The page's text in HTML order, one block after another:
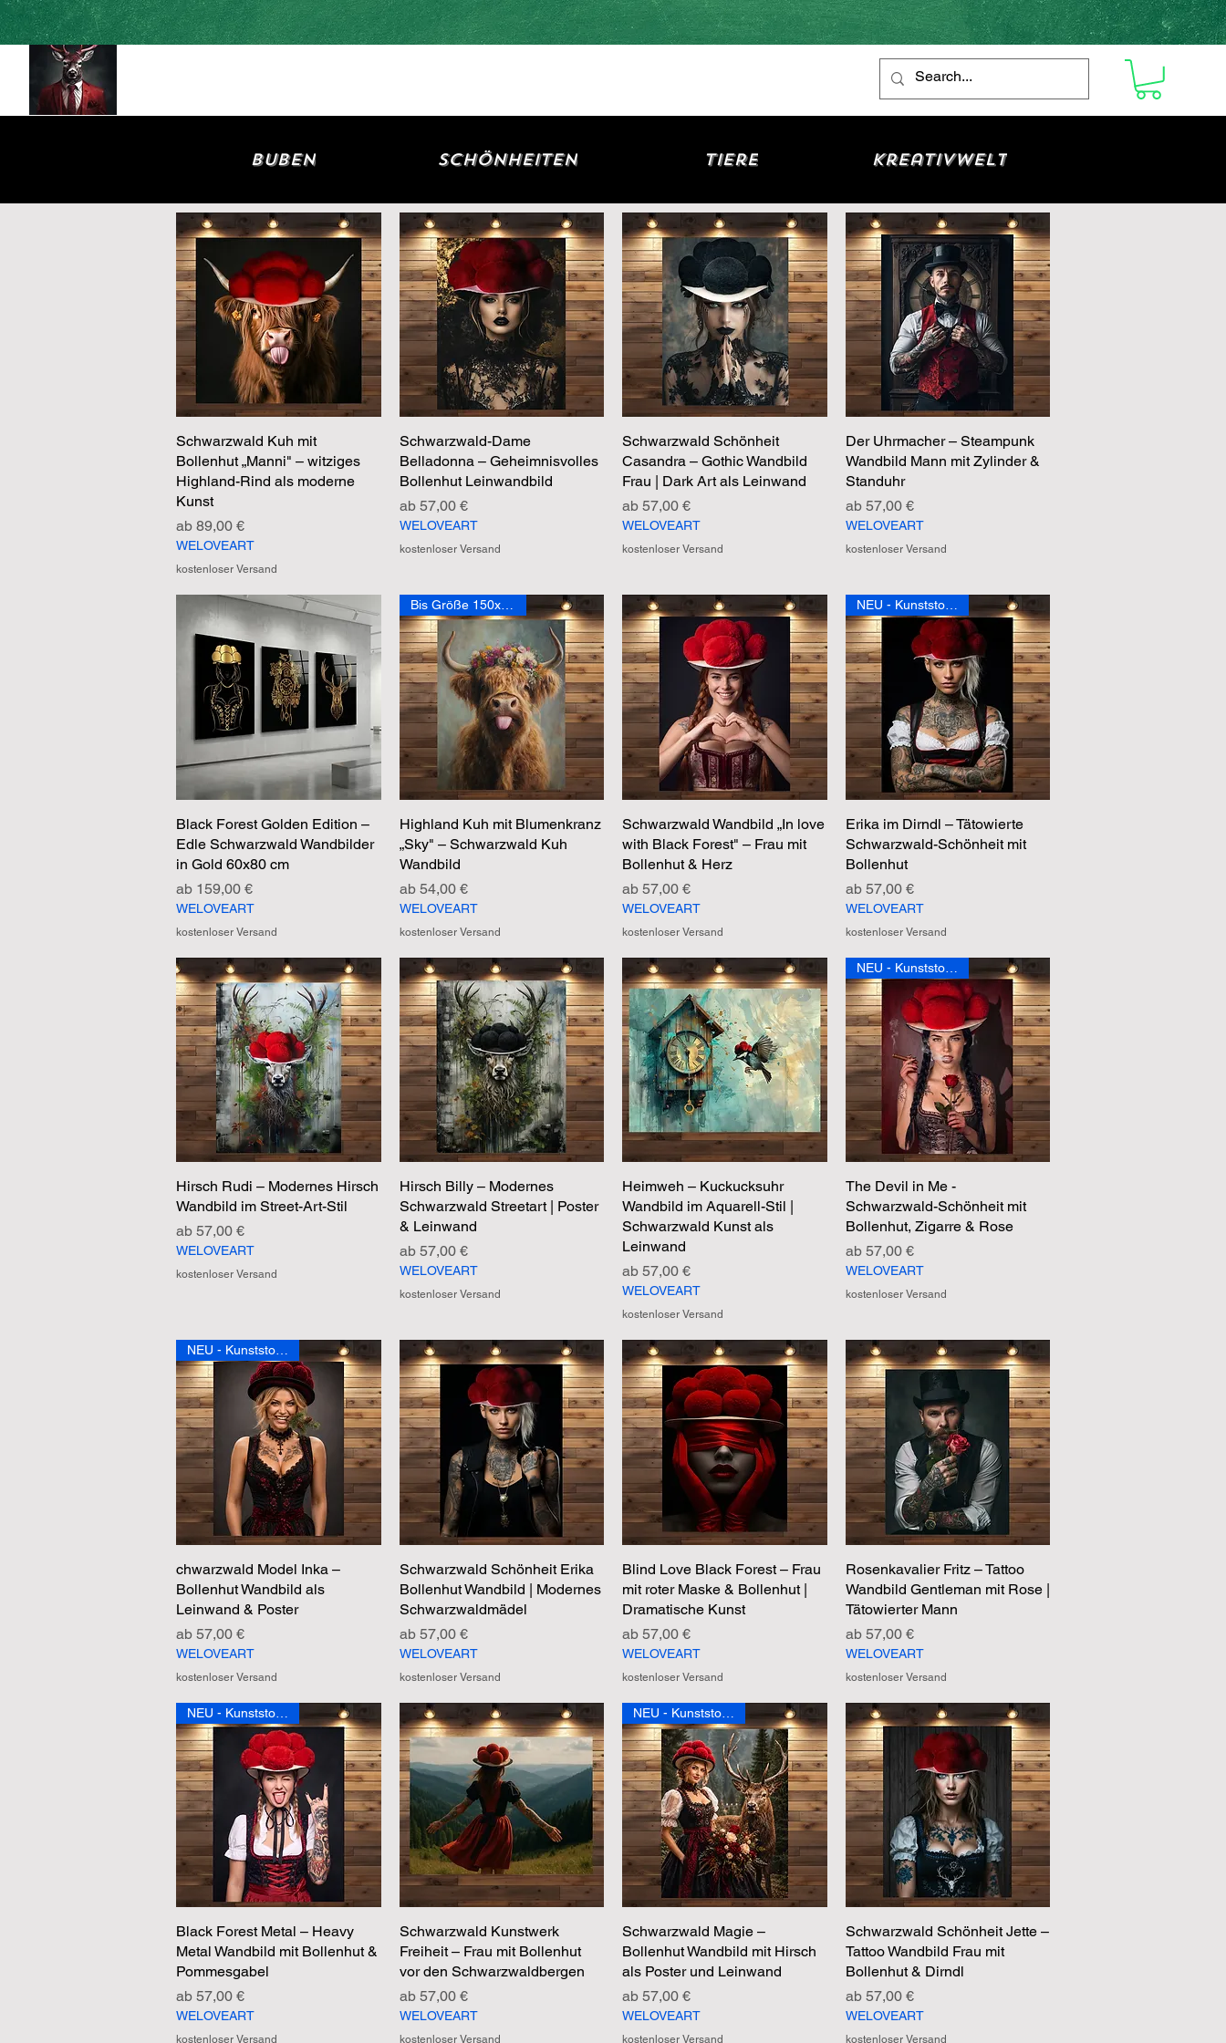
Buben Schönheiten Tiere Kreativwelt
Schnellansicht
Schwarzwald Kuh mit
Bollenhut „Manni" – witziges
Highland-Rind als moderne
Kunst
ab 89,00 €
Sale-Preis
WELOVEART
kostenloser Versand
Schnellansicht
Schwarzwald-Dame
Belladonna – Geheimnisvolles
Bollenhut Leinwandbild
ab 57,00 €
Sale-Preis
WELOVEART
kostenloser Versand
Schnellansicht
Schwarzwald Schönheit
Casandra – Gothic Wandbild
Frau | Dark Art als Leinwand
ab 57,00 €
Sale-Preis
WELOVEART
kostenloser Versand
Schnellansicht
Der Uhrmacher – Steampunk
Wandbild Mann mit Zylinder &
Standuhr
ab 57,00 €
Sale-Preis
WELOVEART
kostenloser Versand
Schnellansicht
Black Forest Golden Edition –
Edle Schwarzwald Wandbilder
in Gold 60x80 cm
ab 159,00 €
Sale-Preis
WELOVEART
kostenloser Versand
Schnellansicht
Bis Größe 150x200 cm!
Highland Kuh mit Blumenkranz
„Sky" – Schwarzwald Kuh
Wandbild
ab 54,00 €
Sale-Preis
WELOVEART
kostenloser Versand
Schnellansicht
Schwarzwald Wandbild „In love
with Black Forest" – Frau mit
Bollenhut & Herz
ab 57,00 €
Sale-Preis
WELOVEART
kostenloser Versand
Schnellansicht
NEU - Kunststoffposter
Erika im Dirndl – Tätowierte
Schwarzwald-Schönheit mit
Bollenhut
ab 57,00 €
Sale-Preis
WELOVEART
kostenloser Versand
Schnellansicht
Hirsch Rudi – Modernes Hirsch
Wandbild im Street-Art-Stil
ab 57,00 €
Sale-Preis
WELOVEART
kostenloser Versand
Schnellansicht
Hirsch Billy – Modernes
Schwarzwald Streetart | Poster
& Leinwand
ab 57,00 €
Sale-Preis
WELOVEART
kostenloser Versand
Schnellansicht
Heimweh – Kuckucksuhr
Wandbild im Aquarell-Stil |
Schwarzwald Kunst als
Leinwand
ab 57,00 €
Sale-Preis
WELOVEART
kostenloser Versand
Schnellansicht
NEU - Kunststoffposter
The Devil in Me -
Schwarzwald-Schönheit mit
Bollenhut, Zigarre & Rose
ab 57,00 €
Sale-Preis
WELOVEART
kostenloser Versand
Schnellansicht
chwarzwald Model Inka –
Bollenhut Wandbild als
Leinwand & Poster
ab 57,00 €
Sale-Preis
WELOVEART
kostenloser Versand
Schnellansicht
Schwarzwald Schönheit Erika
Bollenhut Wandbild | Modernes
Schwarzwaldmädel
ab 57,00 €
Sale-Preis
WELOVEART
kostenloser Versand
Schnellansicht
Blind Love Black Forest – Frau
mit roter Maske & Bollenhut |
Dramatische Kunst
ab 57,00 €
Sale-Preis
WELOVEART
kostenloser Versand
Schnellansicht
Rosenkavalier Fritz – Tattoo
Wandbild Gentleman mit Rose |
Tätowierter Mann
ab 57,00 €
Sale-Preis
WELOVEART
kostenloser Versand
Schnellansicht
Black Forest Metal – Heavy
Metal Wandbild mit Bollenhut &
Pommesgabel
ab 57,00 €
Sale-Preis
WELOVEART
kostenloser Versand
Schnellansicht
Schwarzwald Kunstwerk
Freiheit – Frau mit Bollenhut
vor den Schwarzwaldbergen
ab 57,00 €
Sale-Preis
WELOVEART
kostenloser Versand
Schnellansicht
Schwarzwald Magie –
Bollenhut Wandbild mit Hirsch
als Poster und Leinwand
ab 57,00 €
Sale-Preis
WELOVEART
kostenloser Versand
Schnellansicht
Schwarzwald Schönheit Jette –
Tattoo Wandbild Frau mit
Bollenhut & Dirndl
ab 57,00 €
Sale-Preis
WELOVEART
kostenloser Versand